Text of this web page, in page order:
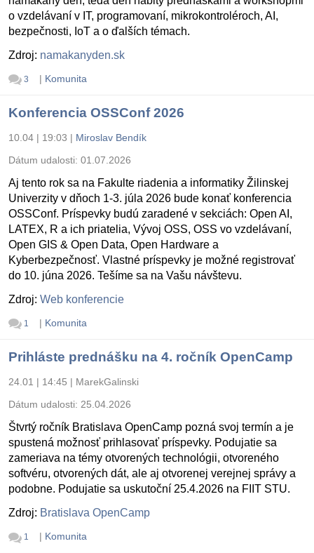
o vzdelávaní v IT, programovaní, mikrokontroléroch, AI,
bezpečnosti, IoT a o ďalších témach.
Zdroj: namakanyden.sk
3 | Komunita
Konferencia OSSConf 2026
10.04 | 19:03 | Miroslav Bendík
Dátum udalosti: 01.07.2026
Aj tento rok sa na Fakulte riadenia a informatiky Žilinskej
Univerzity v dňoch 1-3. júla 2026 bude konať konferencia
OSSConf. Príspevky budú zaradené v sekciách: Open AI,
LATEX, R a ich priatelia, Vývoj OSS, OSS vo vzdelávaní,
Open GIS & Open Data, Open Hardware a
Kyberbezpečnosť. Vlastné príspevky je možné registrovať
do 10. júna 2026. Tešíme sa na Vašu návštevu.
Zdroj: Web konferencie
1 | Komunita
Prihláste prednášku na 4. ročník OpenCamp
24.01 | 14:45 | MarekGalinski
Dátum udalosti: 25.04.2026
Štvrtý ročník Bratislava OpenCamp pozná svoj termín a je
spustená možnosť prihlasovať príspevky. Podujatie sa
zameriava na témy otvorených technológii, otvoreného
softvéru, otvorených dát, ale aj otvorenej verejnej správy a
podobne. Podujatie sa uskutoční 25.4.2026 na FIIT STU.
Zdroj: Bratislava OpenCamp
1 | Komunita